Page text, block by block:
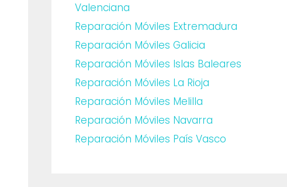
Valenciana
Reparación Móviles Extremadura
Reparación Móviles Galicia
Reparación Móviles Islas Baleares
Reparación Móviles La Rioja
Reparación Móviles Melilla
Reparación Móviles Navarra
Reparación Móviles País Vasco